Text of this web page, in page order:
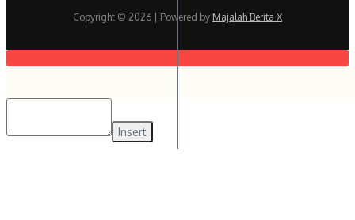
Copyright © 2026 | Powered by Majalah Berita X
Insert